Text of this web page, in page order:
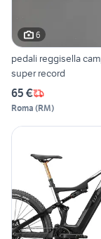
6
pedali reggisella campagnolo
super record
65 €
Roma (RM)